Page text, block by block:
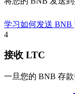
学习如何发送 BNB
4
接收 LTC
一旦您的 BNB 存